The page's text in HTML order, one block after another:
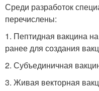
Среди разработок
перечислены:
1. Пептидная вакцина
ранее для создания
2. Субъединичная
3. Живая векторная